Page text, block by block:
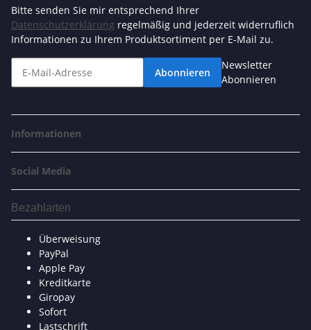
Bitte senden Sie mir entsprechend Ihrer
Datenschutzerklärung regelmäßig und jederzeit widerruflich
Informationen zu Ihrem Produktsortiment per E-Mail zu.
Abonnieren
Newsletter
Abonnieren
Informationen
Social Media
Bezahlarten
Überweisung
PayPal
Apple Pay
Kreditkarte
Giropay
Sofort
Lastschrift